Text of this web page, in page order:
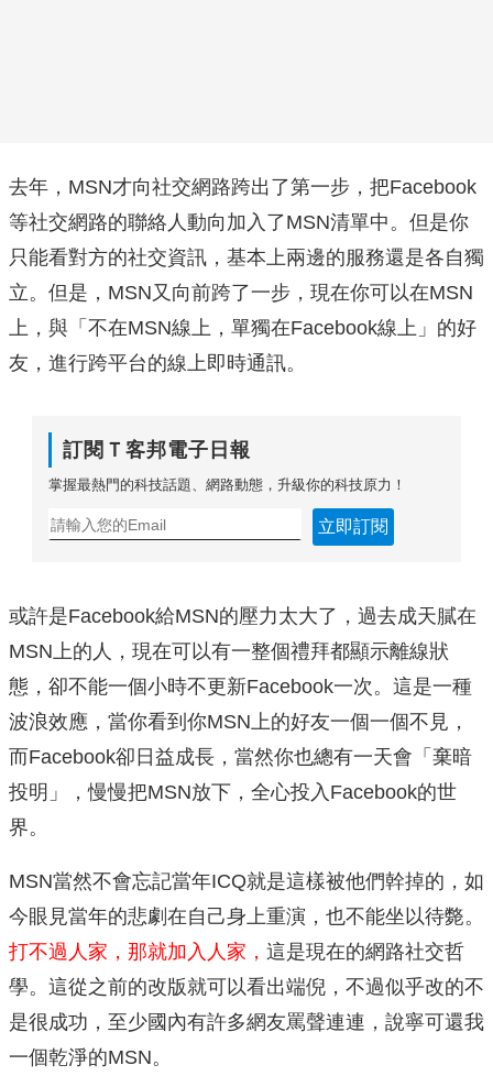
去年，MSN才向社交網路跨出了第一步，把Facebook
等社交網路的聯絡人動向加入了MSN清單中。但是你
只能看對方的社交資訊，基本上兩邊的服務還是各自獨
立。但是，MSN又向前跨了一步，現在你可以在MSN
上，與「不在MSN線上，單獨在Facebook線上」的好
友，進行跨平台的線上即時通訊。
訂閱Ｔ客邦電子日報
掌握最熱門的科技話題、網路動態，升級你的科技原力！
立即訂閱
或許是Facebook給MSN的壓力太大了，過去成天膩在
MSN上的人，現在可以有一整個禮拜都顯示離線狀
態，卻不能一個小時不更新Facebook一次。這是一種
波浪效應，當你看到你MSN上的好友一個一個不見，
而Facebook卻日益成長，當然你也總有一天會「棄暗
投明」，慢慢把MSN放下，全心投入Facebook的世
界。
MSN當然不會忘記當年ICQ就是這樣被他們幹掉的，如
今眼見當年的悲劇在自己身上重演，也不能坐以待斃。
打不過人家，那就加入人家， 這是現在的網路社交哲
學。這從之前的改版就可以看出端倪，不過似乎改的不
是很成功，至少國內有許多網友罵聲連連，說寧可還我
一個乾淨的MSN。